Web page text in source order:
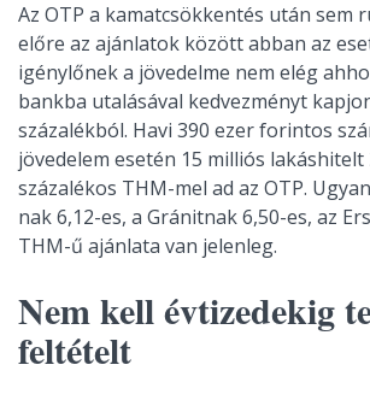
Az OTP a kamatcsökkentés után sem
előre az ajánlatok között abban az
igénylőnek a jövedelme nem elég
bankba utalásával kedvezményt
százalékból. Havi 390 ezer forintos
jövedelem esetén 15 milliós lakáshitelt
százalékos THM-mel ad az OTP.
nak 6,12-es, a Gránitnak 6,50-es, az
THM-ű ajánlata van jelenleg.
Nem kell évtizedekig
feltételt